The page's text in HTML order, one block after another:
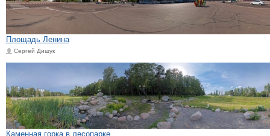
Площадь Ленина
Сергей Дишук
Каменная горка в лесопарке